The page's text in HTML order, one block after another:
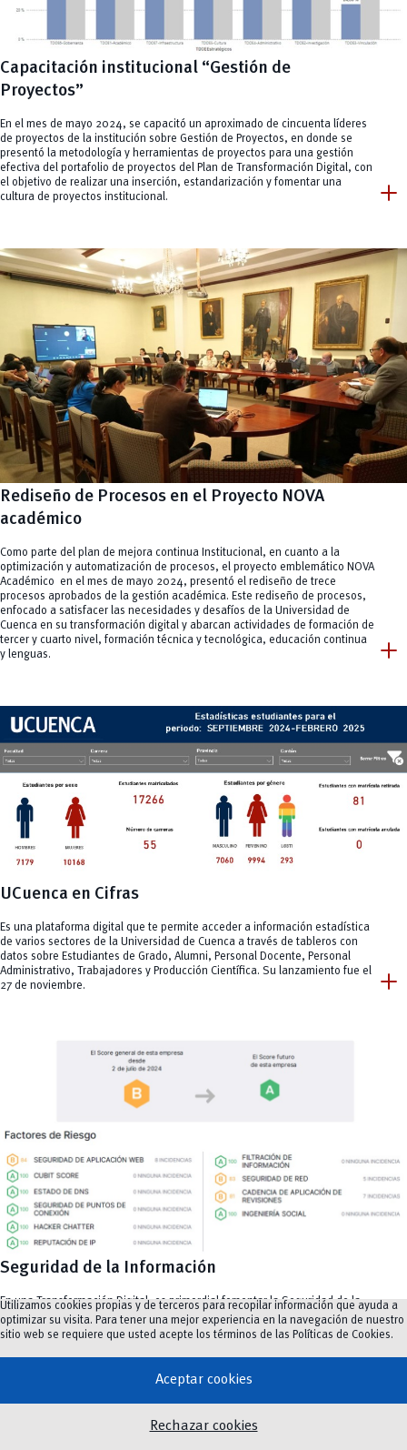
Capacitación institucional “Gestión de
Proyectos”
En el mes de mayo 2024, se capacitó un aproximado de cincuenta líderes
de proyectos de la institución sobre Gestión de Proyectos, en donde se
presentó la metodología y herramientas de proyectos para una gestión
efectiva del portafolio de proyectos del Plan de Transformación Digital, con
el objetivo de realizar una inserción, estandarización y fomentar una
cultura de proyectos institucional.
add
Rediseño de Procesos en el Proyecto NOVA
académico
Como parte del plan de mejora continua Institucional, en cuanto a la
optimización y automatización de procesos, el proyecto emblemático NOVA
Académico en el mes de mayo 2024, presentó el rediseño de trece
procesos aprobados de la gestión académica. Este rediseño de procesos,
enfocado a satisfacer las necesidades y desafíos de la Universidad de
Cuenca en su transformación digital y abarcan actividades de formación de
tercer y cuarto nivel, formación técnica y tecnológica, educación continua
y lenguas.
add
UCuenca en Cifras
Es una plataforma digital que te permite acceder a información estadística
de varios sectores de la Universidad de Cuenca a través de tableros con
datos sobre Estudiantes de Grado, Alumni, Personal Docente, Personal
Administrativo, Trabajadores y Producción Científica. Su lanzamiento fue el
27 de noviembre.
add
Seguridad de la Información
En una Transformación Digital, es primordial fomentar la Seguridad de la
información que es procesada y custodiada por la Institución mediante la
aplicación de políticas, lineamientos, procesos y procedimientos alineados
al marco legal vigente y a buenas prácticas; asegurando que la
información esté protegida frente a riesgos y amenazas, salvaguardando
la confidencialidad, integridad y disponibilidad de la información.
Utilizamos cookies propias y de terceros para recopilar información que ayuda a
optimizar su visita. Para tener una mejor experiencia en la navegación de nuestro
sitio web se requiere que usted acepte los términos de las Políticas de Cookies.
Aceptar cookies
Rechazar cookies